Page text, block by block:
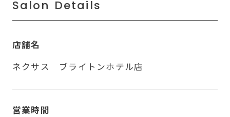
Salon Details
店舗名
ネクサス ブライトンホテル店
営業時間